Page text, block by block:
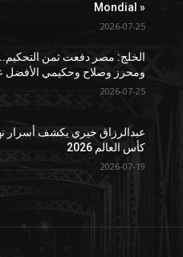
Mondial »
2026-07-25
الخلج: مصر دفعت ثمن التحكيم..
ومحرز وصلاح وحكيمي الأفضل
2026-07-25
عبدالرزاق خيري يكشف أسرار
كأس العالم 2026
2026-07-19